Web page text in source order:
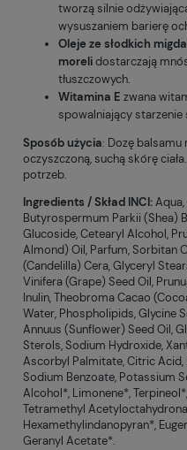
tworzą silnie
wysuszaniem barierę
Oleje ze słodkich
morelidostarczają
tłuszczowych.
Witamina E zwana
spowalniający starzenie
Sposób użycia: Dozę balsamu
oczyszczoną, suchą skórę
potrzeb.
Ingredients / Skład INCI:
Butyrospermum Parkii (Shea)
Glucoside, Cetearyl Alcohol,
Almond) Oil, Parfum, Sorbitan
(Candelilla) Cera, Glyceryl
Vinifera (Grape) Seed Oil,
Inulin, Theobroma Cacao
Water, Phospholipids, Glycine
Annuus (Sunflower) Seed Oil,
Sterols, Sodium Hydroxide,
Ascorbyl Palmitate, Citric
Sodium Benzoate, Potassium
Alcohol*, Limonene*,
Tetramethyl
Hexamethylindanopyran*,
Geranyl Acetate*.